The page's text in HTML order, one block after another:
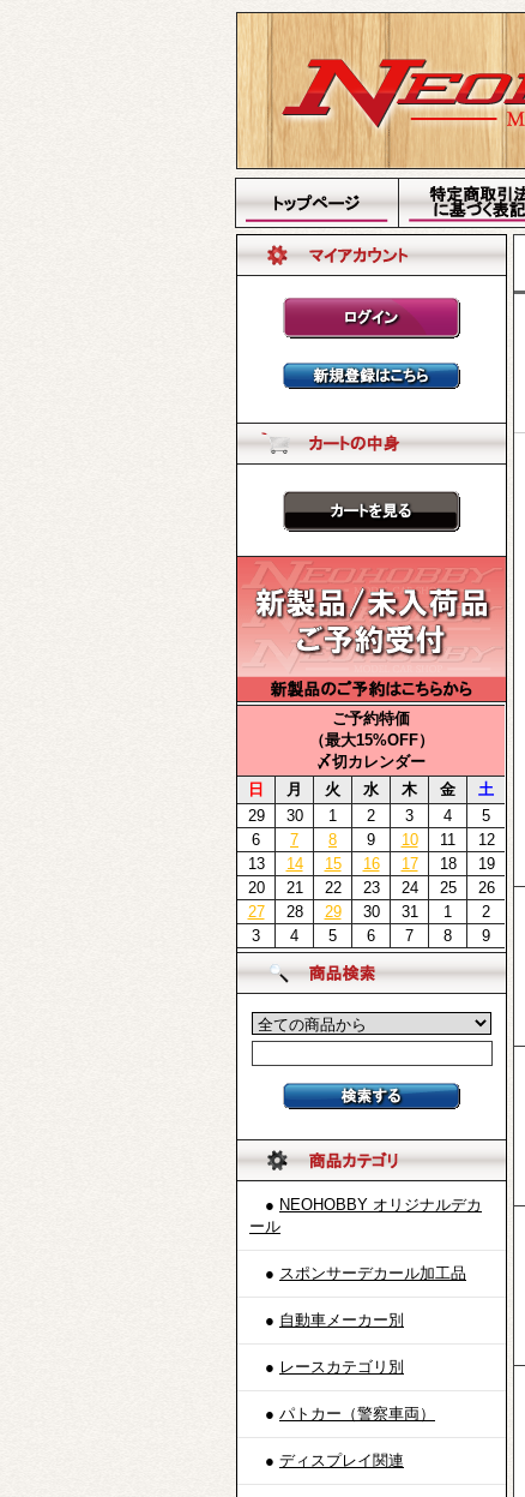
ご予約特価
（最大15%OFF）
〆切カレンダー
日
月 火 水 木 金
土
29
30 1 2 3 4
5
6
7 8 9 10 11
12
13
14 15 16 17 18
19
20
21 22 23 24 25
26
27
28 29 30 31 1
2
3
4 5 6 7 8 9
● NEOHOBBY オリジナルデカ
ール
● スポンサーデカール加工品
● 自動車メーカー別
● レースカテゴリ別
● パトカー（警察車両）
● ディスプレイ関連